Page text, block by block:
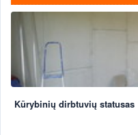
Kūrybinių dirbtuvių statusas